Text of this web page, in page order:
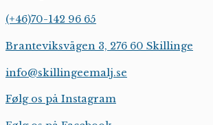
(+46)70-142 96 65
Branteviksvägen 3, 276 60 Skillinge
info@skillingeemalj.se
Følg os på Instagram